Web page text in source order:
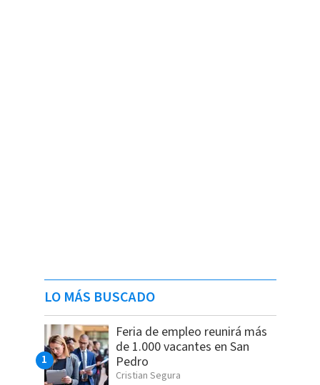
LO MÁS BUSCADO
Feria de empleo reunirá más
de 1.000 vacantes en San
Pedro
Cristian Segura